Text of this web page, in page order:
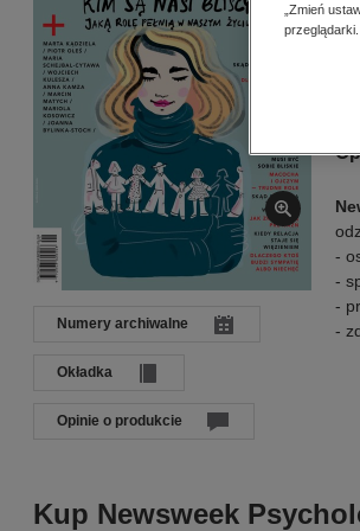
Numery archiwalne
Okładka
Opinie o produkcie
-
-
-
-
Kup Newsweek
„Zmień
przeglądarki.